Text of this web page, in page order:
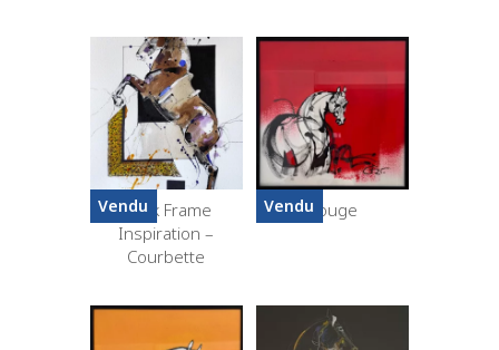
VenduBlack Frame
Inspiration –
Courbette
VenduRouge